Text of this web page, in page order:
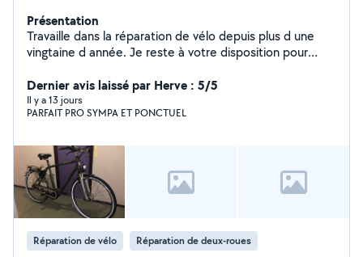
Présentation
Travaille dans la réparation de vélo depuis plus d une
vingtaine d année. Je reste à votre disposition pour
Dernier avis laissé par Herve : 5/5
Il y a 13 jours
PARFAIT PRO SYMPA ET PONCTUEL
Réparation de vélo Réparation de deux-roues